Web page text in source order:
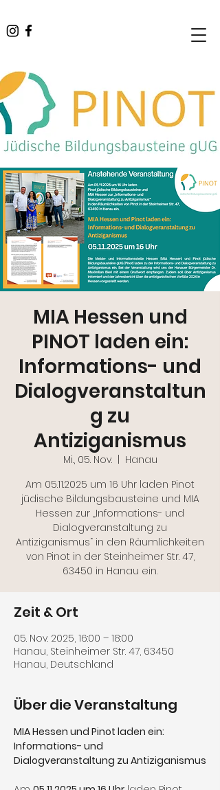
MIA Hessen und
PINOT laden ein:
Informations- und
Dialogveranstaltun
g zu
Antiziganismus
Mi., 05. Nov.
  |
Hanau
Am 05.11.2025 um 16 Uhr laden Pinot
jüdische Bildungsbausteine und MIA
Hessen zur „Informations- und
Dialogveranstaltung zu
Antiziganismus“ in den Räumlichkeiten
von Pinot in der Steinheimer Str. 47,
Zeit & Ort
05. Nov. 2025, 16:00 – 18:00
Hanau, Steinheimer Str. 47, 63450
Hanau, Deutschland
Über die Veranstaltung
MIA Hessen und Pinot laden ein:
Informations- und
Dialogveranstaltung zu Antiziganismus